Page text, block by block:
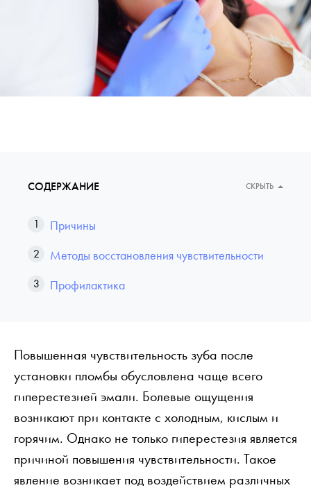
СОДЕРЖАНИЕ СКРЫТЬ
Причины
Методы восстановления чувствительности
Профилактика
Повышенная чувствительность зуба после
установки пломбы обусловлена чаще всего
гиперестезией эмали. Болевые ощущения
возникают при контакте с холодным, кислым и
горячим. Однако не только гиперестезия является
причиной повышения чувствительности. Такое
явление возникает под воздействием различных